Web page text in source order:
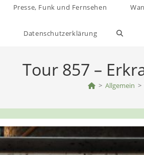
Presse, Funk und Fernsehen
Datenschutzerklärung Website-
Tour 857 –
> Allgemein >